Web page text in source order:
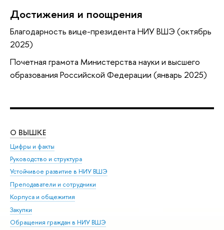
Достижения и поощрения
Благодарность вице-президента НИУ ВШЭ (октябрь
2025)
Почетная грамота Министерства науки и высшего
образования Российской Федерации (январь 2025)
О ВЫШКЕ
Цифры и факты
Руководство и структура
Устойчивое развитие в НИУ ВШЭ
Преподаватели и сотрудники
Корпуса и общежития
Закупки
Обращения граждан в НИУ ВШЭ